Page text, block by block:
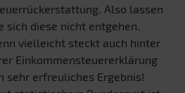
Also lassen
sich diese nicht entgehen.
vielleicht steckt auch hinter
Einkommensteuererklärung
sehr erfreuliches Ergebnis!